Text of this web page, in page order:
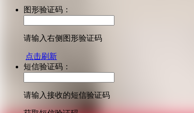
图形验证码：
请输入右侧图形验证码
点击刷新
短信验证码：
请输入接收的短信验证码